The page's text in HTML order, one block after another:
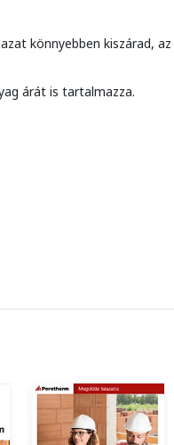
könnyebben kiszárad,
árát is tartalmazza.